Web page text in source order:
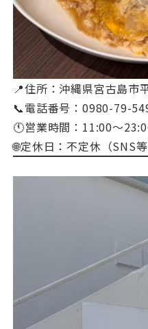
📍住所：沖縄県宮古島市
📞電話番号：0980-79-
🕚営業時間：11:00～
🌐定休日：不定休（SNS等